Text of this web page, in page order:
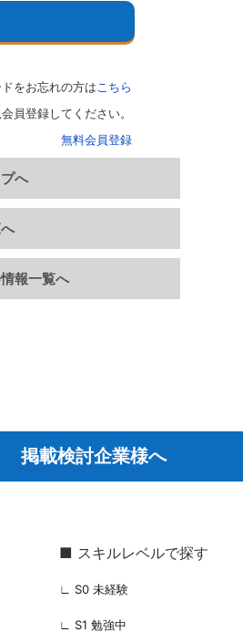
をお忘れの方は こちら
員登録してください。
無料会員登録
へ
報一覧へ
掲載検討企業様へ
■ スキルレベルで探す
∟ S0 未経験
∟ S1 勉強中